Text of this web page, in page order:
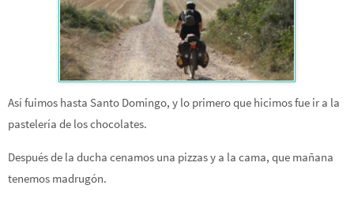
Así fuimos hasta Santo Domingo, y lo primero que hicimos fue ir a la
pastelería de los chocolates.
Después de la ducha cenamos una pizzas y a la cama, que mañana
tenemos madrugón.